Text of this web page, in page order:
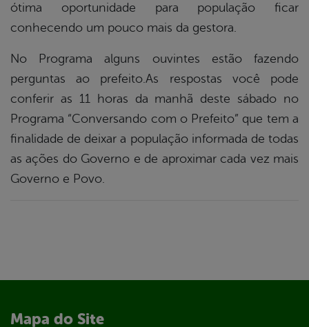
ótima oportunidade para população ficar
conhecendo um pouco mais da gestora.
No Programa alguns ouvintes estão fazendo
perguntas ao prefeito.As respostas você pode
conferir as 11 horas da manhã deste sábado no
Programa “Conversando com o Prefeito” que tem a
finalidade de deixar a população informada de todas
as ações do Governo e de aproximar cada vez mais
Governo e Povo.
Mapa do Site